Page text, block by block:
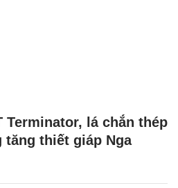
Terminator, lá chắn thép
thiết giáp Nga